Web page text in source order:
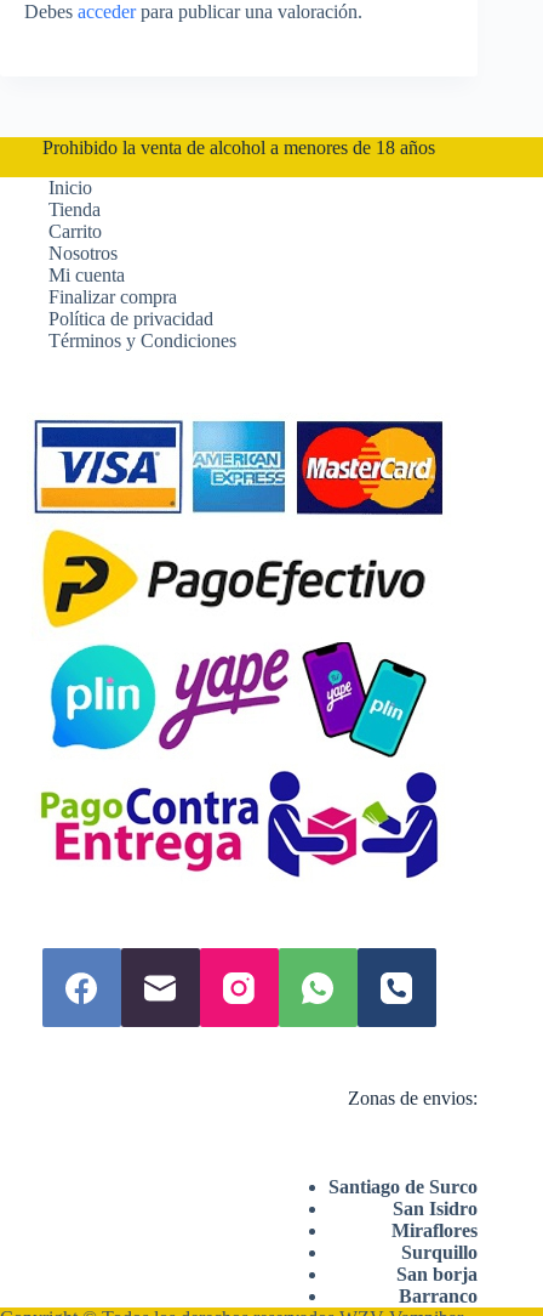
Debes accederpara publicar una valoración.
Prohibido la venta de alcohol a menores de 18 años
Inicio
Tienda
Carrito
Nosotros
Mi cuenta
Finalizar compra
Política de privacidad
Términos y Condiciones
Zonas de envios:
Santiago de Surco
San Isidro
Miraflores
Surquillo
San borja
Barranco